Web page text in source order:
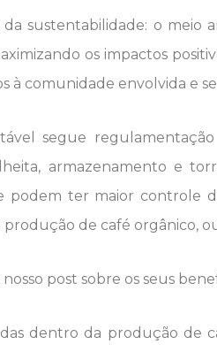
sustentabilidade: o meio
os impactos
à comunidade envolvida e
segue
armazenamento e
ter maior controle
de café orgânico,
post sobre os seus
dentro da produção de